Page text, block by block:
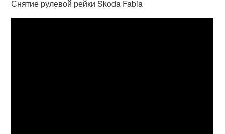
Снятие рулевой рейки Skoda Fabia